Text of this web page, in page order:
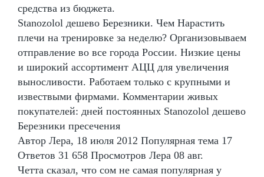
средства из бюджета.
Stanozolol дешево Березники. Чем Нарастить
плечи на тренировке за неделю? Организовываем
отправление во все города России. Низкие цены
и широкий ассортимент АЦЦ для увеличения
выносливости. Работаем только с крупными и
извествыми фирмами. Комментарии живых
покупателей: дней постоянных Stanozolol дешево
Березники пресечения
Автор Лера, 18 июля 2012 Популярная тема 17
Ответов 31 658 Просмотров Лера 08 авг.
Четта сказал, что сом не самая популярная у